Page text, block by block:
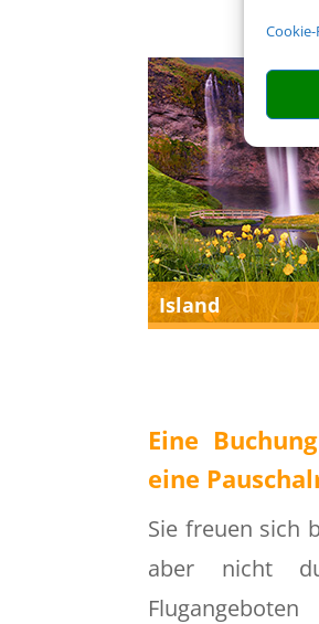
Island
Eine
eine
Sie freuen sich
aber nicht